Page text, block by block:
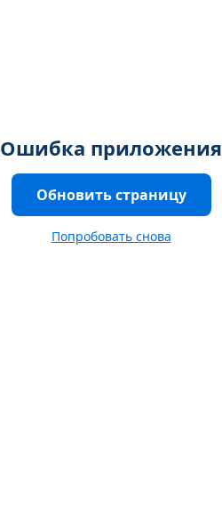
Ошибка приложения
Обновить страницу
Попробовать снова